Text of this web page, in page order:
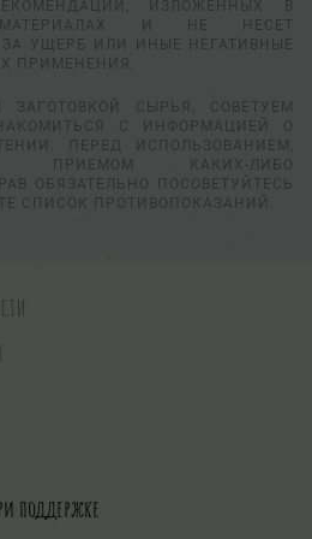
ИЗЛОЖЕННЫХ В
МАТЕРИАЛАХ И НЕ НЕСЕТ
ЗА УЩЕРБ ИЛИ ИНЫЕ НЕГАТИВНЫЕ
ПРИМЕНЕНИЯ.
СЫРЬЯ, СОВЕТУЕМ
С ИНФОРМАЦИЕЙ О
ПЕРЕД ИСПОЛЬЗОВАНИЕМ,
ПРИЕМОМ КАКИХ-ЛИБО
ОБЯЗАТЕЛЬНО ПОСОВЕТУЙТЕСЬ
СПИСОК ПРОТИВОПОКАЗАНИЙ.
поддержке